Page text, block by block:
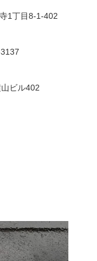
1丁目8-1-402
ビル402